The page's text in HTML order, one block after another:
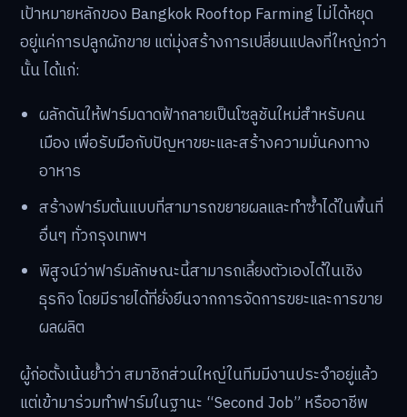
เป้าหมายหลักของ Bangkok Rooftop Farming ไม่ได้หยุด
อยู่แค่การปลูกผักขาย แต่มุ่งสร้างการเปลี่ยนแปลงที่ใหญ่กว่า
นั้น ได้แก่:
ผลักดันให้ฟาร์มดาดฟ้ากลายเป็นโซลูชันใหม่สำหรับคน
เมือง เพื่อรับมือกับปัญหาขยะและสร้างความมั่นคงทาง
อาหาร
สร้างฟาร์มต้นแบบที่สามารถขยายผลและทำซ้ำได้ในพื้นที่
อื่นๆ ทั่วกรุงเทพฯ
พิสูจน์ว่าฟาร์มลักษณะนี้สามารถเลี้ยงตัวเองได้ในเชิง
ธุรกิจ โดยมีรายได้ที่ยั่งยืนจากการจัดการขยะและการขาย
ผลผลิต
ผู้ก่อตั้งเน้นย้ำว่า สมาชิกส่วนใหญ่ในทีมมีงานประจำอยู่แล้ว
แต่เข้ามาร่วมทำฟาร์มในฐานะ “Second Job” หรืออาชีพ